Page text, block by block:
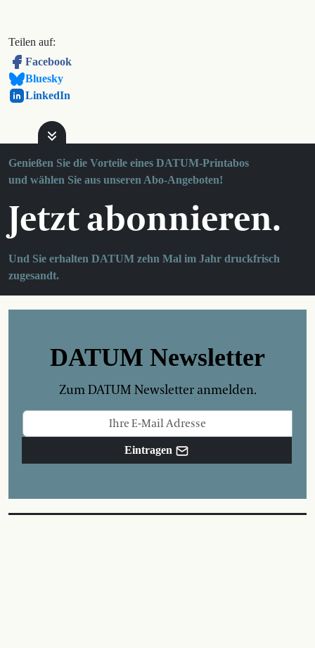
Teilen auf:
Facebook
Bluesky
LinkedIn
Genießen Sie die Vorteile eines DATUM-Printabos
und wählen Sie aus unseren Abo-Angeboten!
Jetzt abonnieren.
Und Sie erhalten DATUM zehn Mal im Jahr druckfrisch
zugesandt.
DATUM Newsletter
Zum DATUM Newsletter anmelden.
Eintragen